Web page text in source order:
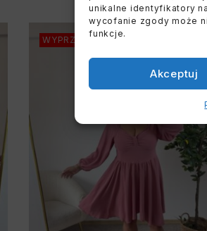
unikalne identyfikatory
wycofanie zgody może
funkcje.
Akceptuj
WYPRZEDANE